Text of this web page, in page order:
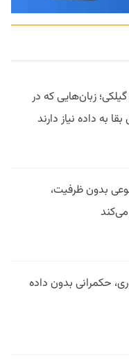
زبان‌هایی که در
به داده نیاز دارند
بدون ظرفیت،
حکمرانی بدون داده